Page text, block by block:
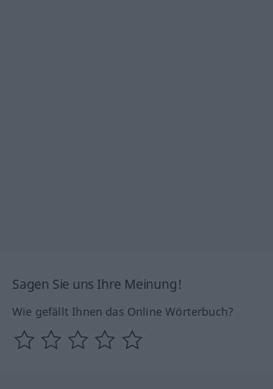
Sagen Sie uns Ihre Meinung!
Wie gefällt Ihnen das Online Wörterbuch?